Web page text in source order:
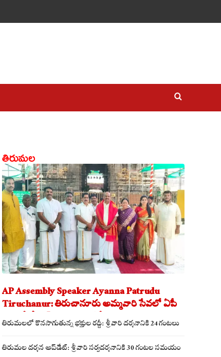
తిరుమల
AP Assembly Speaker Ayanna Patrudu
Tiruchanur: తిరుచానూరు అమ్మవారి సేవలో ఏపీ
అసెంబ్లీ స్పీకర్.. కుటుంబ సమేతంగా దర్శించుకున్న
అయ్యన్నపాత్రుడు!
తిరుమలలో కొనసాగుతున్న భక్తుల రద్దీ: శ్రీవారి దర్శనానికి 24 గంటలు
తిరుమల దర్శన అప్‌డేట్: శ్రీవారి సర్వదర్శనానికి 30 గంటల సమయం